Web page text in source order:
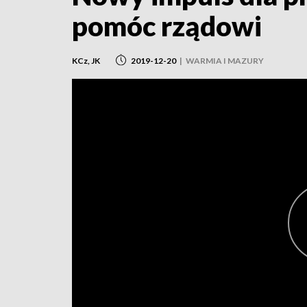
pomóc rządowi
KCz, JK 2019-12-20 | WARMIA I MAZURY